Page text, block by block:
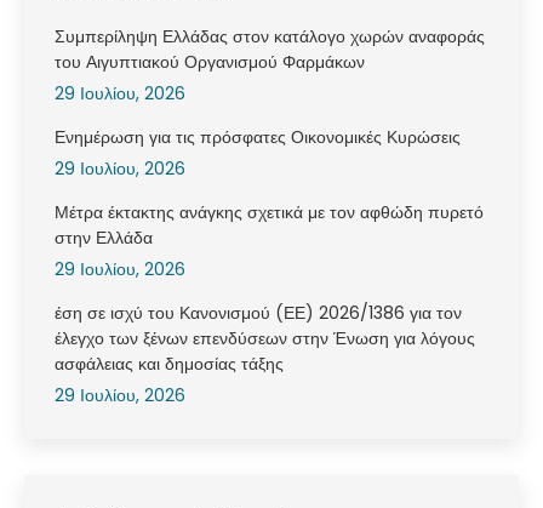
Συμπερίληψη Ελλάδας στον κατάλογο χωρών αναφοράς
του Αιγυπτιακού Οργανισμού Φαρμάκων
29 Ιουλίου, 2026
Ενημέρωση για τις πρόσφατες Οικονομικές Κυρώσεις
29 Ιουλίου, 2026
Μέτρα έκτακτης ανάγκης σχετικά με τον αφθώδη πυρετό
στην Ελλάδα
29 Ιουλίου, 2026
έση σε ισχύ του Κανονισμού (ΕΕ) 2026/1386 για τον
έλεγχο των ξένων επενδύσεων στην Ένωση για λόγους
ασφάλειας και δημοσίας τάξης
29 Ιουλίου, 2026